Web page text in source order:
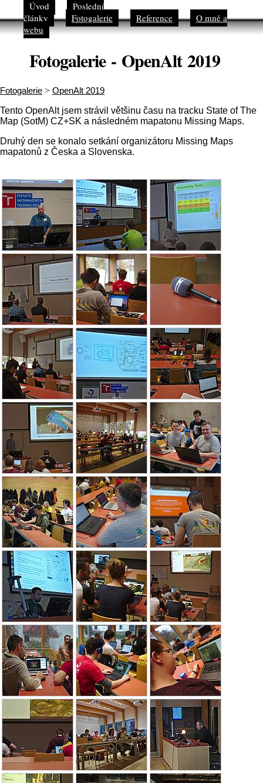
Úvod
Poslední
články
Fotogalerie Reference
O mně a
webu
Fotogalerie - OpenAlt 2019
Fotogalerie > OpenAlt 2019
Tento OpenAlt jsem strávil většinu času na tracku State of The
Map (SotM) CZ+SK a následném mapatonu Missing Maps.
Druhý den se konalo setkání organizátoru Missing Maps
mapatonů z Česka a Slovenska.